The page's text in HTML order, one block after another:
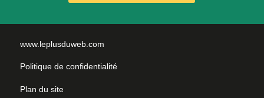
www.leplusduweb.com
Politique de confidentialité
Plan du site